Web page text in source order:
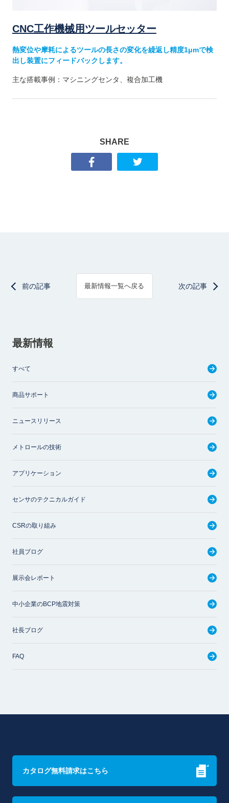
CNC工作機械用ツールセッター
熱変位や摩耗によるツールの長さの変化を繰返し精度1μmで検
出し装置にフィードバックします。
主な搭載事例：マシニングセンタ、複合加工機
SHARE
前の記事 最新情報一覧へ戻る 次の記事
最新情報
すべて
商品サポート
ニュースリリース
メトロールの技術
アプリケーション
センサのテクニカルガイド
CSRの取り組み
社員ブログ
展示会レポート
中小企業のBCP地震対策
社長ブログ
FAQ
カタログ無料請求はこちら